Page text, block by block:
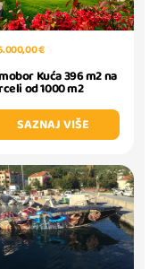
€
Kuća 396 m2 na
od 1000 m2
SAZNAJ VIŠE